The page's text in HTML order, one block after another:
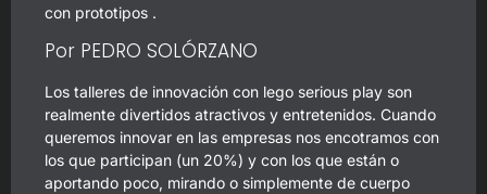
con prototipos .
Por PEDRO SOLÓRZANO
Los talleres de innovación con lego serious play son
realmente divertidos atractivos y entretenidos. Cuando
queremos innovar en las empresas nos encotramos con
los que participan (un 20%) y con los que están o
aportando poco, mirando o simplemente de cuerpo